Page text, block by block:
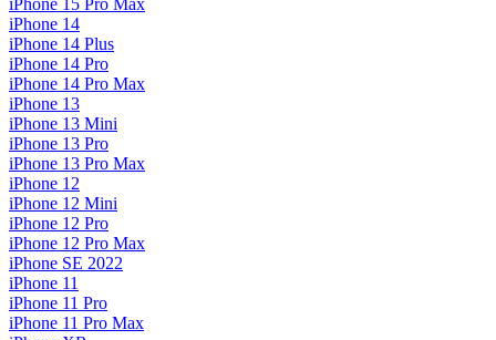
iPhone 15 Pro Max
iPhone 14
iPhone 14 Plus
iPhone 14 Pro
iPhone 14 Pro Max
iPhone 13
iPhone 13 Mini
iPhone 13 Pro
iPhone 13 Pro Max
iPhone 12
iPhone 12 Mini
iPhone 12 Pro
iPhone 12 Pro Max
iPhone SE 2022
iPhone 11
iPhone 11 Pro
iPhone 11 Pro Max